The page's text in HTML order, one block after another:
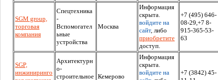
SGM group,
торговая
компания
Спецтехника
-
Вспомогател
ьные
устройства
Москва
Информация
скрыта.
войдите на
сайт, либо
приобретите
доступ.
+7 (495) 646-
08-29,+7 8-
915-365-53-
63
SGP,
инжиниринго
Архитектурн
о-
строительное Кемерово
Информация
скрыта.
войдите на
+7 (3842) 45-